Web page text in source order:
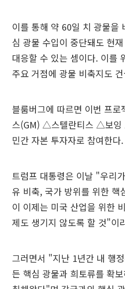
이를 통해 약 60일 치 광물을
심 광물 수입이 중단돼도 현
대응할 수 있는 셈이다. 이를
주요 거점에 광물 비축지도
블룸버그에 따르면 이번 프
스(GM) △스텔란티스 △보잉
민간 자본 투자자로 참여한다.
트럼프 대통령은 이날 "우리
유 비축, 국가 방위를 위한 핵
이 이제는 미국 산업을 위한
제도 생기지 않도록 할 것"이
그러면서 "지난 1년간 내 행
든 핵심 광물과 희토류를 확